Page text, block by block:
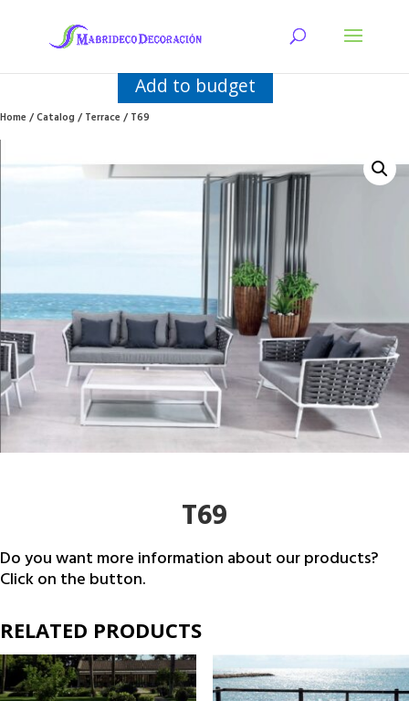
Add to budget
Home/Catalog/Terrace/ T69
T69
Do you want more information about our products?
Click on the button.
RELATED PRODUCTS